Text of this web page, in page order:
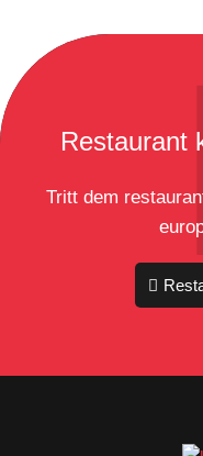
Restaurant
Tritt dem